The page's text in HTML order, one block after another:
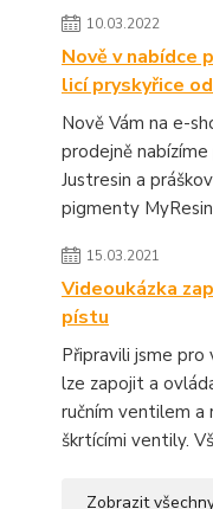
10.03.2022
Nově v nabídce
licí pryskyřice
Nově Vám na e-
prodejně
Justresin a
pigmenty
15.03.2021
Videoukázka
pístu
Připravili jsme pro
lze zapojit a
ručním ventilem
škrtícími ventily.
Zobrazit